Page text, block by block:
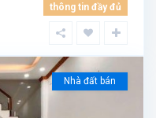
thông tin đầy đủ
Nhà đất bán